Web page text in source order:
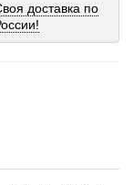
доставка по